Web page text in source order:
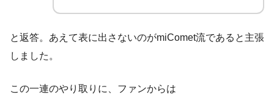
と返答。あえて表に出さないのがmiComet流であると主張
しました。
この一連のやり取りに、ファンからは